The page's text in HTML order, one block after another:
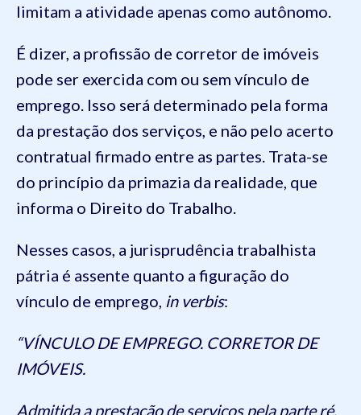
limitam a atividade apenas como autônomo.
É dizer, a profissão de corretor de imóveis
pode ser exercida com ou sem vínculo de
emprego. Isso será determinado pela forma
da prestação dos serviços, e não pelo acerto
contratual firmado entre as partes. Trata-se
do princípio da primazia da realidade, que
informa o Direito do Trabalho.
Nesses casos, a jurisprudência trabalhista
pátria é assente quanto a figuração do
vínculo de emprego, in verbis:
“VÍNCULO DE EMPREGO. CORRETOR DE
IMÓVEIS.
Admitida a prestação de serviços pela parte ré,